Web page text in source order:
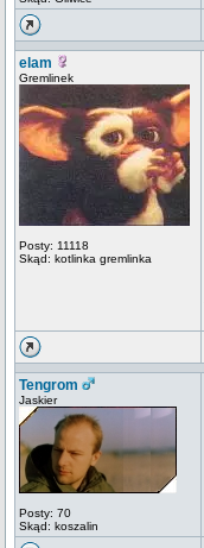
elam
Gremlinek
Posty: 11118
Skąd: kotlinka gremlinka
Tengrom
Jaskier
Posty: 70
Skąd: koszalin